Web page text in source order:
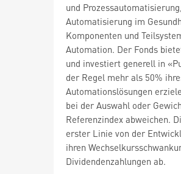
und
Automatisierung im
Komponenten und
Automation. Der Fonds
und investiert generell in
der Regel mehr als 50%
Automationslösungen
bei der Auswahl oder
Referenzindex abweichen.
erster Linie von der
ihren
Dividendenzahlungen ab.